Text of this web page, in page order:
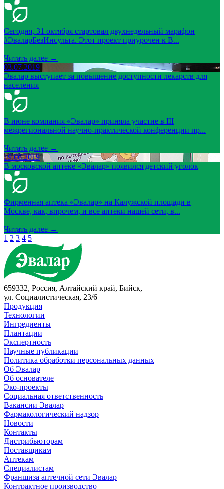
Сегодня, 31 октября стартовал двухнедельный марафон
#ЭваларБезИнсульта. Этот проект приурочен к В...
Читать далее →
03.07.2019
Эвалар выступает за повышение доступности лекарств для
населения
В июне компания «Эвалар» приняла участие в III
межрегиональной научно-практической конференции пр...
Читать далее →
19.06.2019
В московской аптеке «Эвалар» появился детский уголок
Фирменная аптека «Эвалар» на Калужской площади в
Москве, как, впрочем, и все аптеки нашей сети, в...
Читать далее →
1 2 3 4 5
659332, Россия, Алтайский край, Бийск,
ул. Социалистическая, 23/6
Продукция
Технологии
Ингредиенты
Плантации
Экспертность
Научные публикации
Политика обработки персональных данных
Об Эвалар
Об основателе
Эко-проекты
Социальная ответственность
Вакансии Эвалар
Фармакологический надзор
Новости
Контакты
Дистрибьюторам
Поставщикам
Аптекам
Специалистам
Франшиза аптечной сети Эвалар
Контрактное производство